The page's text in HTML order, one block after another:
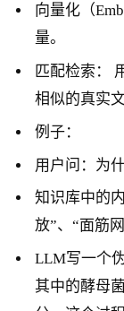
向量化（
量。
匹配检索：
相似的真实文
例子：
用户问：为
知识库中的
放”、“面筋
LLM写一个
其中的酵母